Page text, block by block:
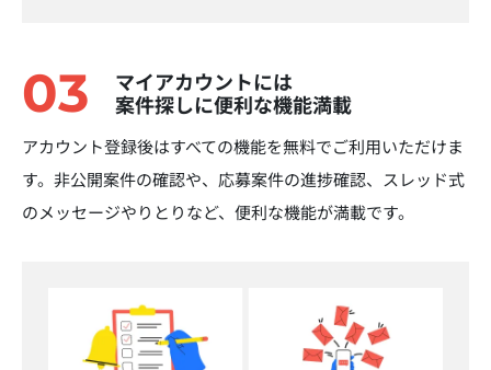
03
マイアカウントには
案件探しに便利な機能満載
アカウント登録後はすべての機能を無料でご利用いただけま
す。非公開案件の確認や、応募案件の進捗確認、スレッド式
のメッセージやりとりなど、便利な機能が満載です。